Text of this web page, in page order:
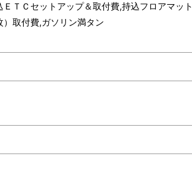
ＴＣセットアップ＆取付費,持込フロアマット
取付費,ガソリン満タン